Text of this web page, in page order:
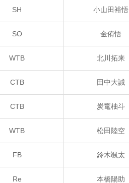
SH 小山田裕悟
SO 金侑悟
WTB 北川拓来
CTB 田中大誠
CTB 炭竃柚斗
WTB 松田陸空
FB 鈴木颯太
Re 本橋陽助